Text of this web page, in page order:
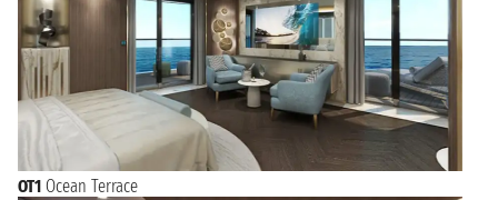
OT1 Ocean Terrace